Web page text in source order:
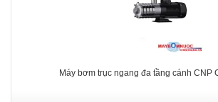
Máy bơm trục ngang đa tầng cánh CNP